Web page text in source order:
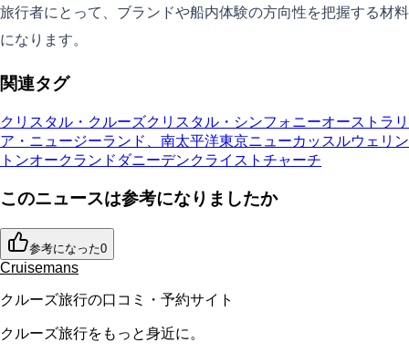
旅行者にとって、ブランドや船内体験の方向性を把握する材料
になります。
関連タグ
クリスタル・クルーズクリスタル・シンフォニーオーストラリ
ア・ニュージーランド、南太平洋東京ニューカッスルウェリン
トンオークランド ダニーデンクライストチャーチ
このニュースは参考になりましたか
参考になった0
Cruisemans
クルーズ旅行の口コミ・予約サイト
クルーズ旅行をもっと身近に。